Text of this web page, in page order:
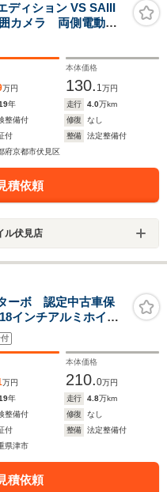
ディション VS SAIII
カメラ 両側電動ス
テム オートマチッ
ヘッドランプ アイ
万円
本体価格
130. 1万円
年 走行 4.0万km
整備付 修復
なし
付 整備
法定整備付
府京都市伏見区
積依頼
ル伏見店
ーボ 認定中古車保
インチアルミホイー
ト/バックモニター/
レール
万円
本体価格
210.0万円
年 走行 4.8万km
整備付 修復
なし
付 整備
法定整備付
県津市
積依頼